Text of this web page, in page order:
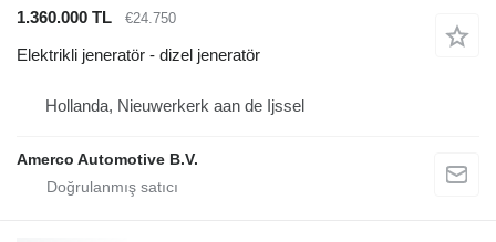
1.360.000 TL
€24.750
Elektrikli jeneratör - dizel jeneratör
Hollanda, Nieuwerkerk aan de Ijssel
Amerco Automotive B.V.